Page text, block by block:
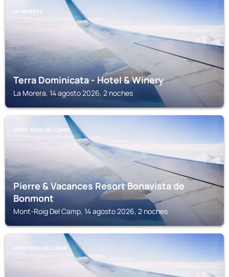
LA MORERA
Terra Dominicata - Hotel & Winery
La Morera, 14 agosto 2026, 2 noches
MONT-ROIG DEL CAMP
Pierre & Vacances Resort Bonavista de
Bonmont
Mont-Roig Del Camp, 14 agosto 2026, 2 noches
MONTBRIO DEL CAMP